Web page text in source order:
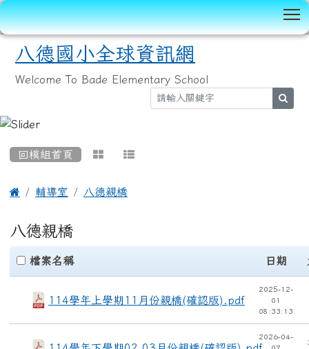
八德國小全球資訊網
Welcome To Bade Elementary School
回模組首頁  
 輔導室 八德親橋
八德親橋
clickAll
檔案名稱 日期
114學年上學期11月份親橋(確認版).pdf
2025-12-
01
08:33:13
2026-04-
07